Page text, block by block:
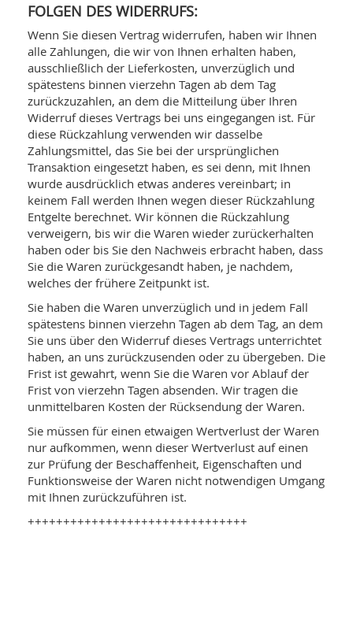
FOLGEN DES WIDERRUFS:
Wenn Sie diesen Vertrag widerrufen, haben wir Ihnen
alle Zahlungen, die wir von Ihnen erhalten haben,
ausschließlich der Lieferkosten, unverzüglich und
spätestens binnen vierzehn Tagen ab dem Tag
zurückzuzahlen, an dem die Mitteilung über Ihren
Widerruf dieses Vertrags bei uns eingegangen ist. Für
diese Rückzahlung verwenden wir dasselbe
Zahlungsmittel, das Sie bei der ursprünglichen
Transaktion eingesetzt haben, es sei denn, mit Ihnen
wurde ausdrücklich etwas anderes vereinbart; in
keinem Fall werden Ihnen wegen dieser Rückzahlung
Entgelte berechnet. Wir können die Rückzahlung
verweigern, bis wir die Waren wieder zurückerhalten
haben oder bis Sie den Nachweis erbracht haben, dass
Sie die Waren zurückgesandt haben, je nachdem,
welches der frühere Zeitpunkt ist.
Sie haben die Waren unverzüglich und in jedem Fall
spätestens binnen vierzehn Tagen ab dem Tag, an dem
Sie uns über den Widerruf dieses Vertrags unterrichtet
haben, an uns zurückzusenden oder zu übergeben. Die
Frist ist gewahrt, wenn Sie die Waren vor Ablauf der
Frist von vierzehn Tagen absenden. Wir tragen die
unmittelbaren Kosten der Rücksendung der Waren.
Sie müssen für einen etwaigen Wertverlust der Waren
nur aufkommen, wenn dieser Wertverlust auf einen
zur Prüfung der Beschaffenheit, Eigenschaften und
Funktionsweise der Waren nicht notwendigen Umgang
mit Ihnen zurückzuführen ist.
+++++++++++++++++++++++++++++++